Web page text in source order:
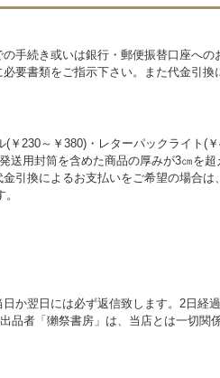
手続き或いは銀行・郵便振替口座へ
要書類をご指示下さい。また代金引
230～￥380)・レターパックライト(
用封筒を含めた商品の厚みが3㎝を
引換によるお支払いをご希望の場合
か翌日には必ず返信致します。2日経
者「獺祭書房」は、当店とは一切関